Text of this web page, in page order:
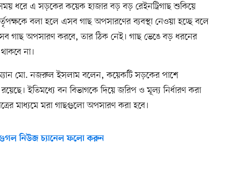
ধরে এ সড়কের কয়েক হাজার বড় বড় রেইনট্রিগাছ শুকিয়ে
বলা হলে এসব গাছ অপসারণের ব্যবস্থা নেওয়া হচ্ছে বলে
গাছ অপসারণ করবে, তার ঠিক নেই। গাছ ভেঙে বড় ধরনের
না।
মো. নজরুল ইসলাম বলেন, কয়েকটি সড়কের পাশে
রয়েছে। ইতিমধ্যে বন বিভাগকে দিয়ে জরিপ ও মূল্য নির্ধারণ করা
মাধ্যমে মরা গাছগুলো অপসারণ করা হবে।
নিউজ চ্যানেল ফলো করুন